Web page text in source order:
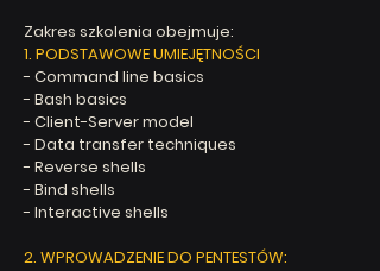
Zakres szkolenia obejmuje:
1. PODSTAWOWE UMIEJĘTNOŚCI
- Command line basics​
- Bash basics​
- Client-Server model​
- Data transfer techniques​
- Reverse shells​
- Bind shells​
- Interactive shells
2. WPROWADZENIE DO PENTESTÓW: